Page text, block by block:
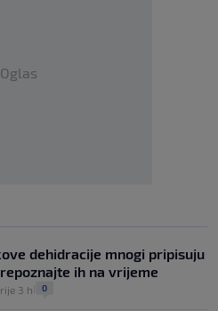
Oglas
dehidracije mnogi pripisuju
ih na vrijeme
3 h 0